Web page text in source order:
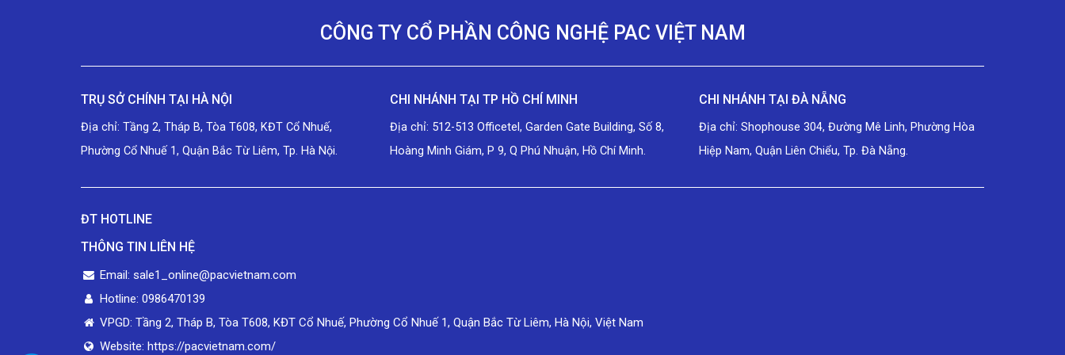
CÔNG TY CỔ PHẦN CÔNG NGHỆ PAC VIỆT NAM
TRỤ SỞ CHÍNH TẠI HÀ NỘI
Địa chỉ: Tầng 2, Tháp B, Tòa T608, KĐT Cổ Nhuế,
Phường Cổ Nhuế 1, Quận Bắc Từ Liêm, Tp. Hà Nội.
CHI NHÁNH TẠI TP HỒ CHÍ MINH
Địa chỉ: 512-513 Officetel, Garden Gate Building, Số 8,
Hoàng Minh Giám, P 9, Q Phú Nhuận, Hồ Chí Minh.
CHI NHÁNH TẠI ĐÀ NẴNG
Địa chỉ: Shophouse 304, Đường Mê Linh, Phường Hòa
Hiệp Nam, Quận Liên Chiểu, Tp. Đà Nẵng.
ĐT HOTLINE
THÔNG TIN LIÊN HỆ
Email: sale1_online@pacvietnam.com
Hotline: 0986470139
VPGD: Tầng 2, Tháp B, Tòa T608, KĐT Cổ Nhuế, Phường Cổ Nhuế 1, Quận Bắc Từ Liêm, Hà Nội, Việt Nam
Website: https://pacvietnam.com/